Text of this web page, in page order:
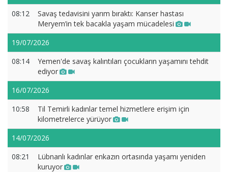
08:12
Savaş tedavisini yarım bıraktı: Kanser hastası
Meryem’in tek bacakla yaşam mücadelesi
19/07/2026
08:14
Yemen'de savaş kalıntıları çocukların yaşamını tehdit
ediyor
16/07/2026
10:58
Til Temirli kadınlar temel hizmetlere erişim için
kilometrelerce yürüyor
14/07/2026
08:21
Lübnanlı kadınlar enkazın ortasında yaşamı yeniden
kuruyor